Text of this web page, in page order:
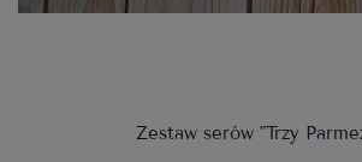
Zestaw serów "Trzy